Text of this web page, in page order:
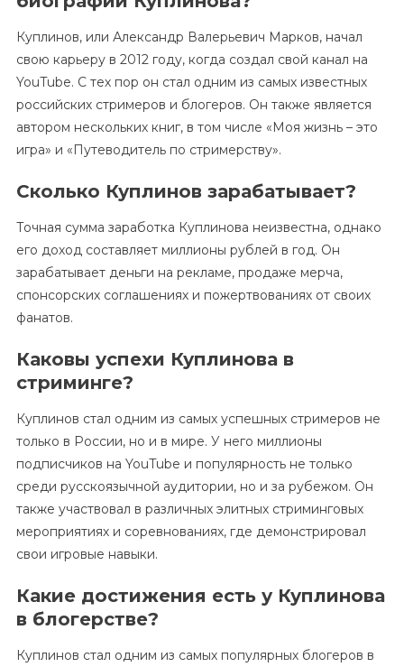
Куплинов, или Александр Валерьевич Марков, начал
свою карьеру в 2012 году, когда создал свой канал на
YouTube. С тех пор он стал одним из самых известных
российских стримеров и блогеров. Он также является
автором нескольких книг, в том числе «Моя жизнь – это
игра» и «Путеводитель по стримерству».
Сколько Куплинов зарабатывает?
Точная сумма заработка Куплинова неизвестна, однако
его доход составляет миллионы рублей в год. Он
зарабатывает деньги на рекламе, продаже мерча,
спонсорских соглашениях и пожертвованиях от своих
фанатов.
Каковы успехи Куплинова в
стриминге?
Куплинов стал одним из самых успешных стримеров не
только в России, но и в мире. У него миллионы
подписчиков на YouTube и популярность не только
среди русскоязычной аудитории, но и за рубежом. Он
также участвовал в различных элитных стриминговых
мероприятиях и соревнованиях, где демонстрировал
свои игровые навыки.
Какие достижения есть у Куплинова
в блогерстве?
Куплинов стал одним из самых популярных блогеров в